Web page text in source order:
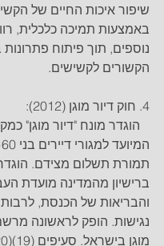
שיפור איכות החיים של
באמצעות תמיכה כלכלית,
נוספים, תוך פיתוח פתרונות
הקשורים לקשישים.
4. חוק דיור מוגן (2012):
הוגדר מונח "דיור מוגן"
תמורת תשלום מצידם.
ברישיון מהמדינה מועדת
והבריאות של הכנסת,
נגישות. הופק לראשונה